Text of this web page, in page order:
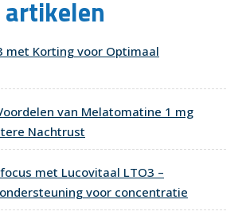
met Korting voor Optimaal
van Melatomatine 1 mg
Nachtrust
met Lucovitaal LTO3 –
voor concentratie